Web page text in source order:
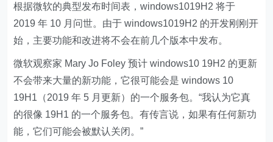
根据微软的典型发布时间表，windows1019H2 将于
2019 年 10 月问世。由于 windows1019H2 的开发刚刚开
始，主要功能和改进将不会在前几个版本中发布。
微软观察家 Mary Jo Foley 预计 windows10 19H2 的更新
不会带来大量的新功能，它很可能会是 windows 10
19H1（2019 年 5 月更新）的一个服务包。“我认为它真
的很像 19H1 的一个服务包。有传言说，如果有任何新功
能，它们可能会被默认关闭。”